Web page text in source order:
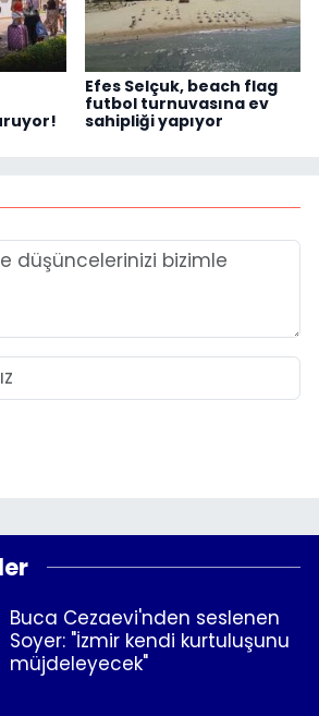
Efes Selçuk, beach flag
futbol turnuvasına ev
sahipliği yapıyor
Buca Cezaevi'nden seslenen
Soyer: "İzmir kendi kurtuluşunu
müjdeleyecek"